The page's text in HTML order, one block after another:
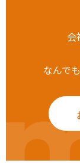
会
なんで